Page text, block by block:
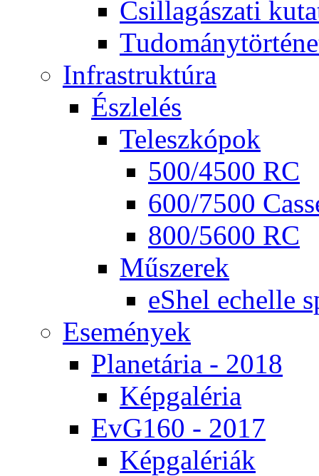
Csil­la­gá­sza­ti
Inf­ra­struk­tú­ra
Ész­le­lés
Te­lesz­kó­pok
500/4500 RC
600/7500
800/5600 RC
Mű­sze­rek
eS­hel echel­le
Ese­mé­nyek
Pla­ne­tá­ria - 2018
Kép­ga­lé­ria
EvG160 - 2017
Kép­ga­lé­ri­ák